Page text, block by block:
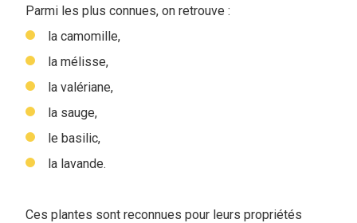
Parmi les plus connues, on retrouve :
la camomille,
la mélisse,
la valériane,
la sauge,
le basilic,
la lavande.
Ces plantes sont reconnues pour leurs propriétés